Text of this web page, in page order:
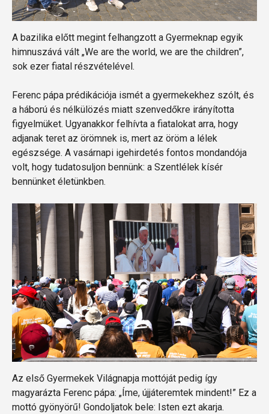
A bazilika előtt megint felhangzott a Gyermeknap egyik
himnuszává vált „We are the world, we are the children”,
sok ezer fiatal részvételével.
Ferenc pápa prédikációja ismét a gyermekekhez szólt, és
a háború és nélkülözés miatt szenvedőkre irányította
figyelmüket. Ugyanakkor felhívta a fiatalokat arra, hogy
adjanak teret az örömnek is, mert az öröm a lélek
egészsége. A vasárnapi igehirdetés fontos mondandója
volt, hogy tudatosuljon bennünk: a Szentlélek kísér
bennünket életünkben.
Az első Gyermekek Világnapja mottóját pedig így
magyarázta Ferenc pápa: „Íme, újjáteremtek mindent!” Ez a
mottó gyönyörű! Gondoljatok bele: Isten ezt akarja.